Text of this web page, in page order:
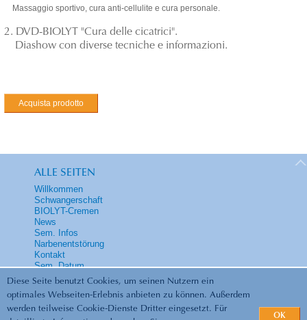
Diese Seite benutzt Cookies, um seinen Nutzern ein
optimales Webseiten-Erlebnis anbieten zu können. Außerdem
werden teilweise Cookie-Dienste Dritter eingesetzt. Für
OK
Massaggio sportivo, cura anti-cellulite e cura personale.
2. DVD-BIOLYT "Cura delle cicatrici".
Diashow con diverse tecniche e informazioni.
Acquista prodotto
ALLE SEITEN
Willkommen
Schwangerschaft
BIOLYT-Cremen
News
Sem. Infos
Narbenentstörung
Kontakt
Sem. Datum